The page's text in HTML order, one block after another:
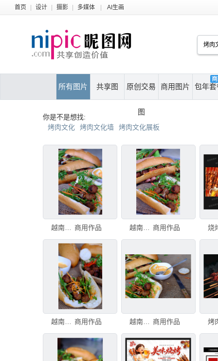
首页 设计 摄影 多媒体 AI生画
所有图片 共享图 原创交易
图
商用图片 包年套
你是不是想找:
烤肉文化 烤肉文化墙 烤肉文化展板
商用作品 越南街头食品，banh mi thit nuong或烤肉越南面包，这是越南美食中流行的饮食和特殊文化 商用作品
越南街头食品，banh mi thit nuong或烤肉越南面包，这是越南美食中流行的饮食和特殊文化 商用作品 越南街头食品，banh mi thit nuong或烤肉越南面包，这是越南美食中流行的饮食和特殊文化 商用作品